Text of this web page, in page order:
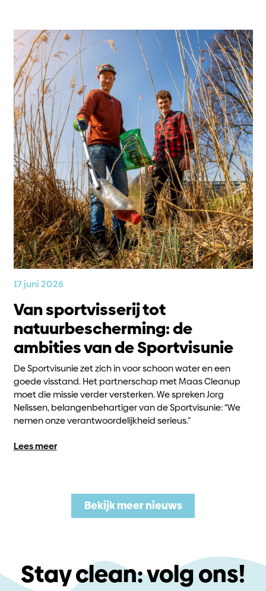
17 juni 2026
Van sportvisserij tot
natuurbescherming: de
ambities van de Sportvisunie
De Sportvisunie zet zich in voor schoon water en een
goede visstand. Het partnerschap met Maas Cleanup
moet die missie verder versterken. We spreken Jorg
Nelissen, belangenbehartiger van de Sportvisunie: “We
nemen onze verantwoordelijkheid serieus.”
Lees meer
Bekijk meer nieuws
Stay clean: volg ons!